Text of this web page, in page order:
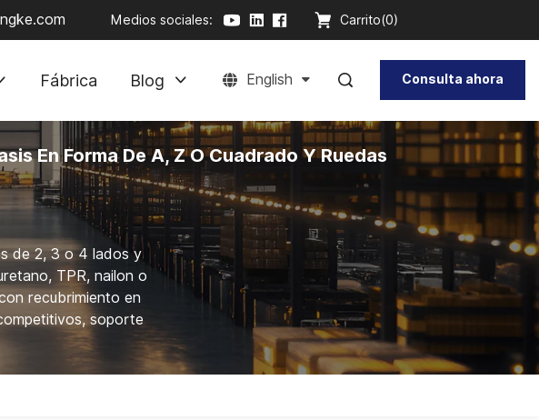
Carrito(0)
Medios sociales:
Consulta ahora
English
Fábrica Blog
En Forma De A, Z O Cuadrado Y Ruedas
de 2, 3 o 4 lados y
TPR, nailon o
recubrimiento en
soporte